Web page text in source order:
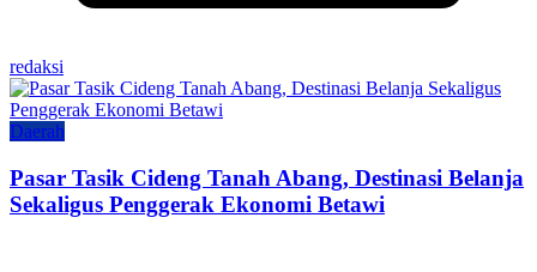
redaksi
Daerah
Pasar Tasik Cideng Tanah Abang, Destinasi Belanja
Sekaligus Penggerak Ekonomi Betawi